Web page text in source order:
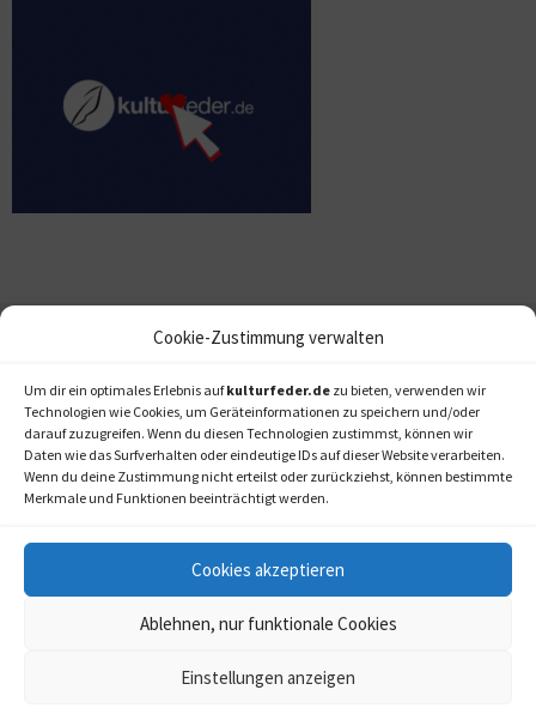
Cookie-Zustimmung verwalten
Um dir ein optimales Erlebnis aufkulturfeder.de zu bieten, verwenden wir
Technologien wie Cookies, um Geräteinformationen zu speichern und/oder
darauf zuzugreifen. Wenn du diesen Technologien zustimmst, können wir
Daten wie das Surfverhalten oder eindeutige IDs auf dieser Website verarbeiten.
Wenn du deine Zustimmung nicht erteilst oder zurückziehst, können bestimmte
Merkmale und Funktionen beeinträchtigt werden.
Cookies akzeptieren
Ablehnen, nur funktionale Cookies
Einstellungen anzeigen